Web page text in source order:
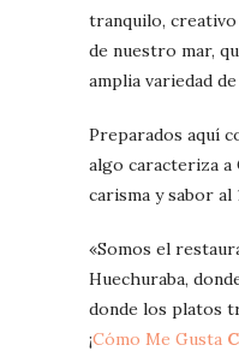
tranquilo, creativo
de nuestro mar,
amplia variedad
Preparados aquí
algo caracteriza a
carisma y sabor al
«Somos el
Huechuraba,
donde los platos
¡Cómo Me Gusta